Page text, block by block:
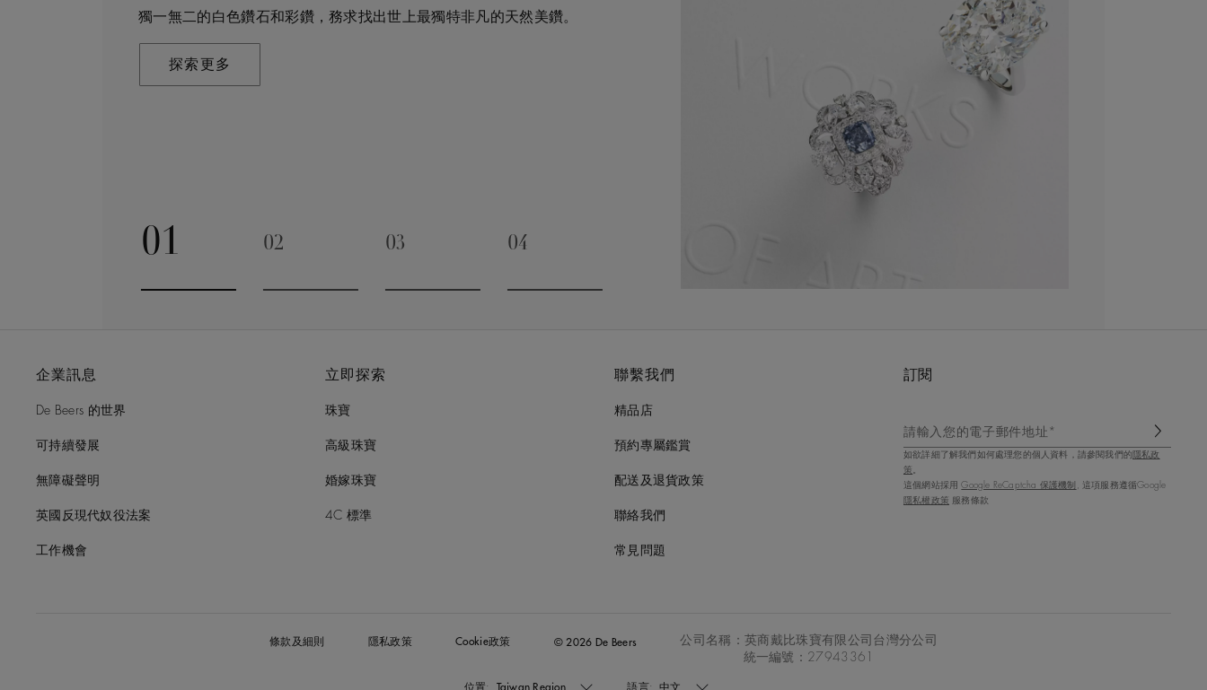
獨一無二的白色鑽石和彩鑽，務求找出世上最獨特非凡的天然美鑽。
探索更多
位。 我們探索並揭示大自然的珍稀寶藏所潛藏的醉人魅力，精心創造出工
藝非凡的珠寶，以紀念生命中最動人心弦的特別時刻。在這趟追尋極致瑰
寶的旅程，對完美的追求與卓越的專業技巧缺一不可。全靠多年累積而來
採地當地的人民和環境帶來長久的正面影響。我們將此承諾稱為「建設永
恒」，亦是我們所做一切的核心。
探索更多
專家協助和指導。
聯絡我們
01
Go to slide 1
02 03 04
企業訊息
De Beers 的世界
可持續發展
無障礙聲明
英國反現代奴役法案
工作機會
立即探索
珠寶
高級珠寶
婚嫁珠寶
4C 標準
聯繫我們
精品店
預約專屬鑑賞
配送及退貨政策
聯絡我們
常見問題
訂閱
請輸入您的電子郵件地址*
如欲詳細了解我們如何處理您的個人資料，請參閱我們的 隱私政
策 。
這個網站採用Google ReCaptcha 保護機制 , 這項服務遵循Google
隱私權政策 服務條款
條款及細則 隱私政策 Cookie政策 © 2026 De Beers
公司名稱：英商戴比珠寶有限公司台灣分公司
統一編號：27943361
位置: Taiwan Region 語言: 中文